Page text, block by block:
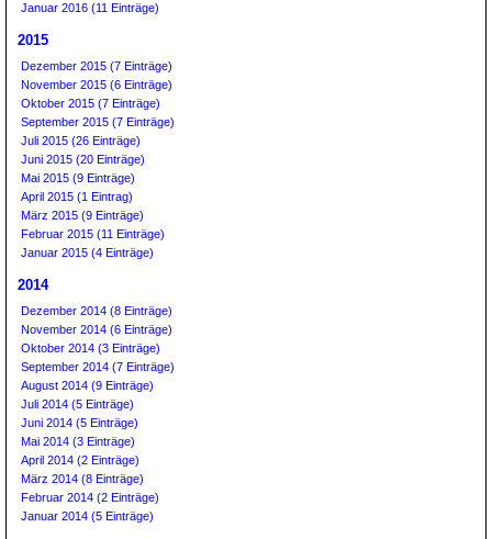
Januar 2016 (11 Einträge)
2015
Dezember 2015 (7 Einträge)
November 2015 (6 Einträge)
Oktober 2015 (7 Einträge)
September 2015 (7 Einträge)
Juli 2015 (26 Einträge)
Juni 2015 (20 Einträge)
Mai 2015 (9 Einträge)
April 2015 (1 Eintrag)
März 2015 (9 Einträge)
Februar 2015 (11 Einträge)
Januar 2015 (4 Einträge)
2014
Dezember 2014 (8 Einträge)
November 2014 (6 Einträge)
Oktober 2014 (3 Einträge)
September 2014 (7 Einträge)
August 2014 (9 Einträge)
Juli 2014 (5 Einträge)
Juni 2014 (5 Einträge)
Mai 2014 (3 Einträge)
April 2014 (2 Einträge)
März 2014 (8 Einträge)
Februar 2014 (2 Einträge)
Januar 2014 (5 Einträge)